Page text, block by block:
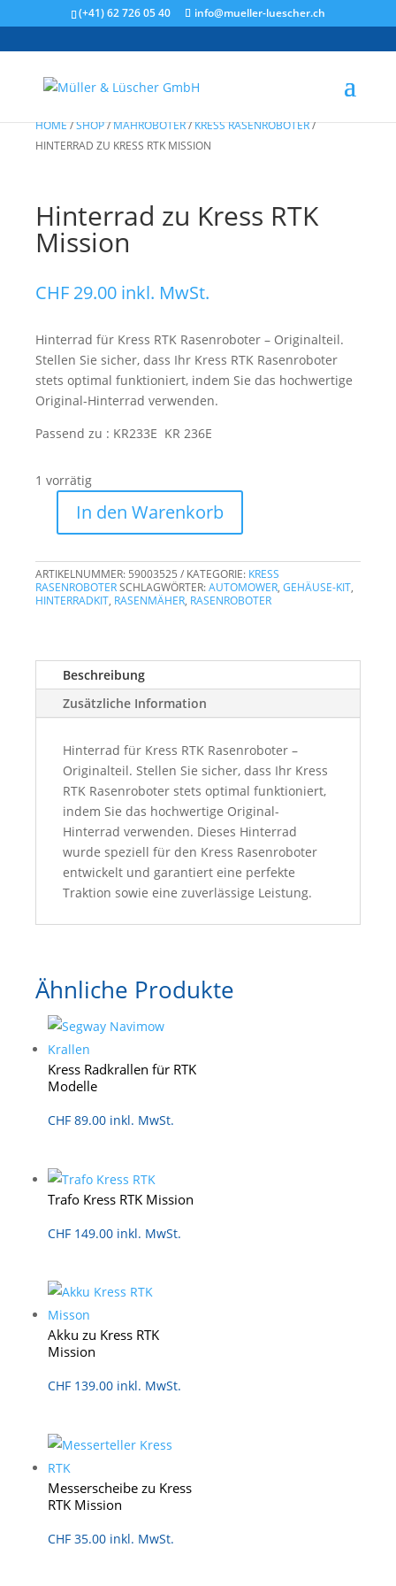
(+41) 62 726 05 40 info@mueller-luescher.ch
HOME/SHOP/MÄHROBOTER/KRESS RASENROBOTER/
HINTERRAD ZU KRESS RTK MISSION
Hinterrad zu Kress RTK
Mission
CHF 29.00 inkl. MwSt.
Hinterrad für Kress RTK Rasenroboter – Originalteil.
Stellen Sie sicher, dass Ihr Kress RTK Rasenroboter
stets optimal funktioniert, indem Sie das hochwertige
Original-Hinterrad verwenden.
Passend zu : KR233E KR 236E
1 vorrätig
Hinterrad
Kress
RTK
Mission
In den Warenkorb
ARTIKELNUMMER: 59003525 KATEGORIE: KRESS
RASENROBOTERSCHLAGWÖRTER:AUTOMOWER, GEHÄUSE-KIT,
HINTERRADKIT, RASENMÄHER, RASENROBOTER
Beschreibung
Zusätzliche Information
Hinterrad für Kress RTK Rasenroboter –
Originalteil. Stellen Sie sicher, dass Ihr Kress
RTK Rasenroboter stets optimal funktioniert,
indem Sie das hochwertige Original-
Hinterrad verwenden. Dieses Hinterrad
wurde speziell für den Kress Rasenroboter
entwickelt und garantiert eine perfekte
Traktion sowie eine zuverlässige Leistung.
Ähnliche Produkte
Kress Radkrallen für RTK
Modelle
CHF 89.00 inkl. MwSt.
Trafo Kress RTK Mission
CHF 149.00 inkl. MwSt.
Akku zu Kress RTK
Mission
CHF 139.00 inkl. MwSt.
Messerscheibe zu Kress
RTK Mission
CHF 35.00 inkl. MwSt.